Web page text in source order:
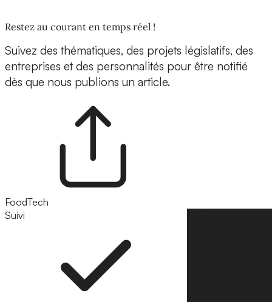
Restez au courant en temps réel !
Suivez des thématiques, des projets législatifs, des
entreprises et des personnalités pour être notifié
dès que nous publions un article.
FoodTech
Suivi